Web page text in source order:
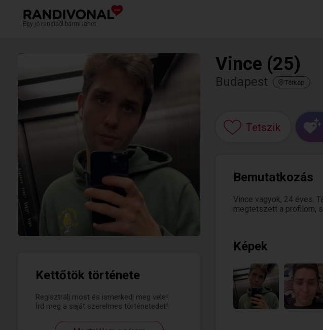
Egy jó randiból bármi lehet.
Kettőtök története
Regisztrálj most és ismerkedj meg vele!
Írd meg a saját szerelmes történetedet!
Vince (25)
Budapest Térkép
Tetszik
Bemutatkozás
Vince vagyok, 24 éves.
megtetszett a profilom,
Képek